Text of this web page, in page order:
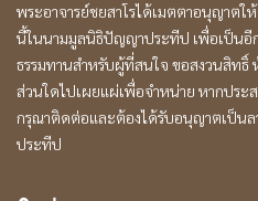
พระอาจารย์ชยสาโรได้เมตตาอนุญาต
นี้ในนามมูลนิธิปัญญาประทีป เพื่อเป็นอี
ธรรมทานสำหรับผู้ที่สนใจ ขอสงวนสิท
ส่วนใดไปเผยแผ่เพื่อจำหน่าย หากประ
กรุณาติดต่อและต้องได้รับอนุญาตเป็น
ประทีป